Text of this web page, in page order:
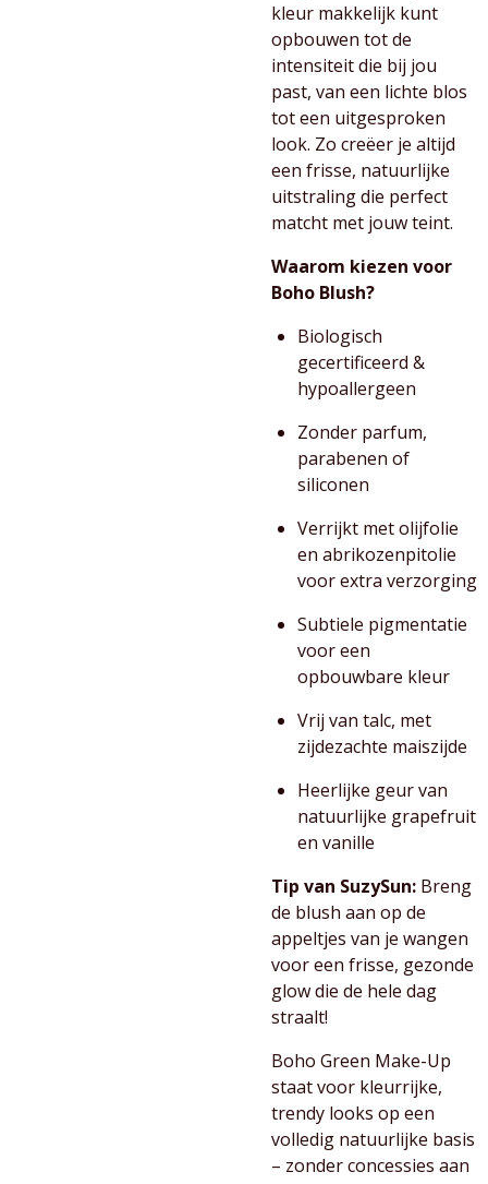
kleur makkelijk kunt
opbouwen tot de
intensiteit die bij jou
past, van een lichte blos
tot een uitgesproken
look. Zo creëer je altijd
een frisse, natuurlijke
uitstraling die perfect
matcht met jouw teint.
Waarom kiezen voor
Boho Blush?
Biologisch
gecertificeerd &
hypoallergeen
Zonder parfum,
parabenen of
siliconen
Verrijkt met olijfolie
en abrikozenpitolie
voor extra verzorging
Subtiele pigmentatie
voor een
opbouwbare kleur
Vrij van talc, met
zijdezachte maiszijde
Heerlijke geur van
natuurlijke grapefruit
en vanille
Tip van SuzySun: Breng
de blush aan op de
appeltjes van je wangen
voor een frisse, gezonde
glow die de hele dag
straalt!
Boho Green Make-Up
staat voor kleurrijke,
trendy looks op een
volledig natuurlijke basis
– zonder concessies aan